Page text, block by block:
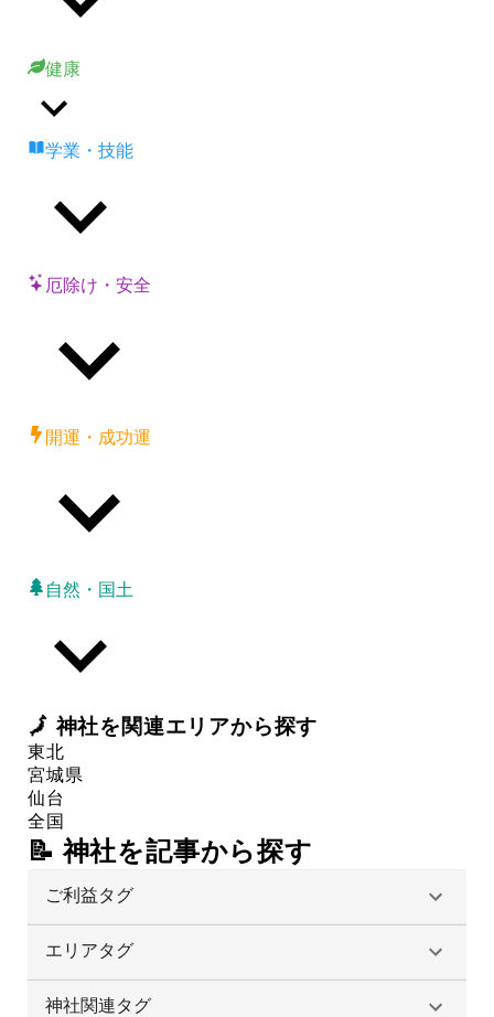
健康
学業・技能
厄除け・安全
開運・成功運
自然・国土
🗾神社を関連エリアから探す
東北
宮城県
仙台
全国
📝 神社を記事から探す
ご利益タグ
エリアタグ
神社関連タグ